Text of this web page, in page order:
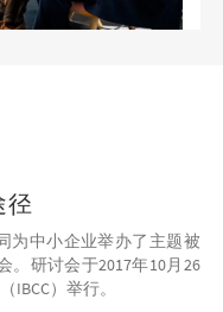
径
为中小企业举办了主题被
。研讨会于2017年10月26
）举行。